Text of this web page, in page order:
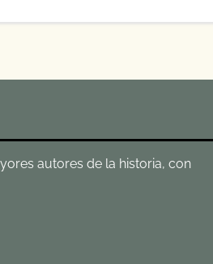
autores de la historia, con